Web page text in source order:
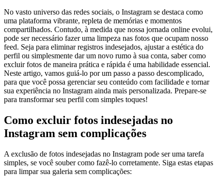
No vasto universo das redes ⁢sociais, o Instagram se destaca​ como
uma ​plataforma vibrante, repleta de memórias e momentos
compartilhados. ⁣Contudo, à medida que nossa jornada online evolui,
pode ⁤ser necessário⁣ fazer uma limpeza nas fotos que ocupam nosso
feed. Seja para⁣ eliminar ⁢registros indesejados, ajustar a estética do​
perfil ou simplesmente dar um novo rumo à sua conta, saber como‌
excluir fotos‍ de maneira prática ‍e ​rápida ​é uma habilidade essencial.
Neste ⁤artigo, vamos guiá-lo ⁢por um passo a ​passo descomplicado,
para que⁢ você possa gerenciar seu‍ conteúdo com facilidade ⁢e tornar
sua experiência‍ no Instagram ainda mais personalizada.⁢ Prepare-se
para transformar seu⁣ perfil com simples toques!
Como excluir​ fotos indesejadas no
⁣Instagram⁤ sem⁤ complicações
A exclusão‌ de fotos indesejadas no⁣ Instagram pode ser⁣ uma tarefa
simples, se⁣ você souber como fazê-lo corretamente. Siga estas etapas
‌para limpar ‌sua galeria​ sem⁣ complicações: